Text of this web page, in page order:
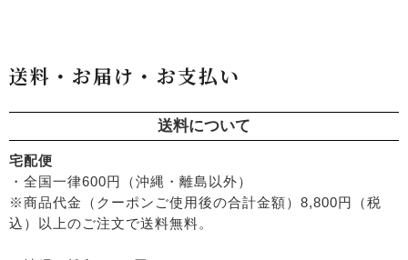
├クリーム・オイル
男性におすすめスキンケア
├ファンデーション
├リップ・ハンドケア
├入浴用
└デオドラント
├
ボディケア
├ マヨネーズ・ソース・甘味料
├玄米・穀類・粉類・シリアル
├麺・パスタ類
├漬物・乾物・海藻
├加工品
└コーヒー・茶類
├かつらぎ（マグポーリン）
├五條良品販売（五條の霧水）
├コズグロ
├ジザニア
├
ナイアード
├無添加石鹸
└オーラルケア
送料・お届け・お支払い
送料について
宅配便
・全国一律600円（沖縄・離島以外）
※商品代金（クーポンご使用後の合計金額）8,800円（税
込）以上のご注文で送料無料。